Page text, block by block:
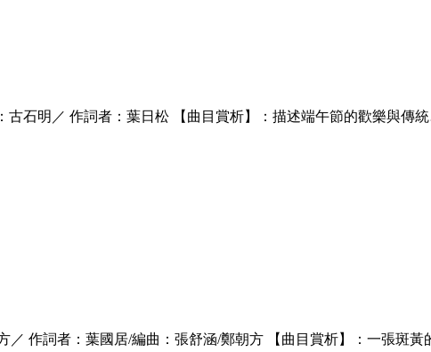
古石明／ 作詞者：葉日松 【曲目賞析】：描述端午節的歡樂與
／ 作詞者：葉國居/編曲：張舒涵/鄭朝方 【曲目賞析】：一張斑